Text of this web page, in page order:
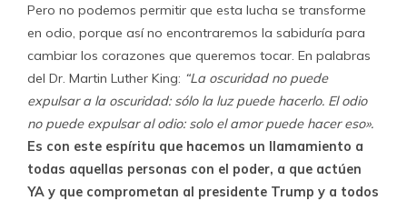
Pero no podemos permitir que esta lucha se transforme
en odio, porque así no encontraremos la sabiduría para
cambiar los corazones que queremos tocar. En palabras
del Dr. Martin Luther King: “La oscuridad no puede
expulsar a la oscuridad: sólo la luz puede hacerlo. El odio
no puede expulsar al odio: solo el amor puede hacer eso».
Es con este espíritu que hacemos un llamamiento a
todas aquellas personas con el poder, a que actúen
YA y que comprometan al presidente Trump y a todos